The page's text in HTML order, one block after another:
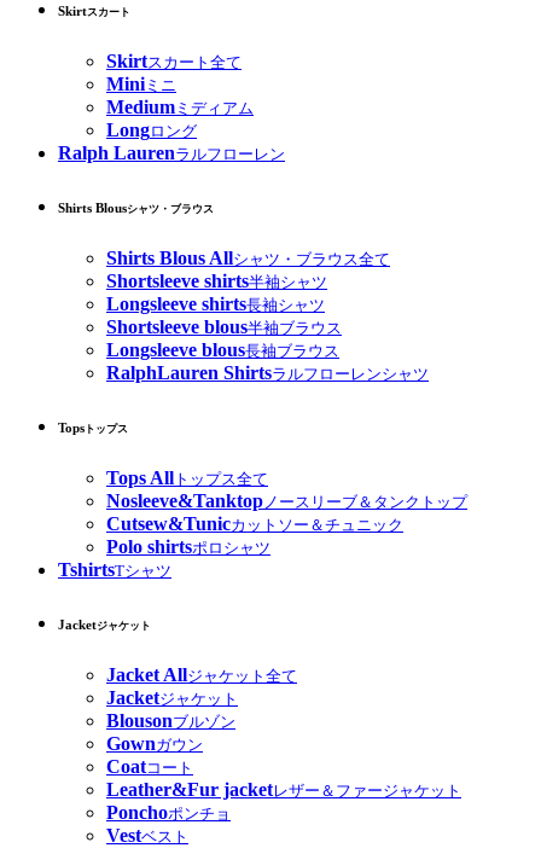
Skirtスカート
Skirtスカート全て
Miniミニ
Medium ミディアム
Longロング
Ralph Laurenラルフローレン
Shirts Blousシャツ・ブラウス
Shirts Blous Allシャツ・ブラウス全て
Shortsleeve shirts半袖シャツ
Longsleeve shirts長袖シャツ
Shortsleeve blous半袖ブラウス
Longsleeve blous長袖ブラウス
RalphLauren Shirtsラルフローレンシャツ
Tops トップス
Tops All トップス全て
Nosleeve&Tanktopノースリーブ＆タンクトップ
Cutsew&Tunicカットソー＆チュニック
Polo shirtsポロシャツ
TshirtsTシャツ
Jacketジャケット
Jacket Allジャケット全て
Jacketジャケット
Blousonブルゾン
Gownガウン
Coatコート
Leather&Fur jacketレザー＆ファージャケット
Ponchoポンチョ
Vestベスト